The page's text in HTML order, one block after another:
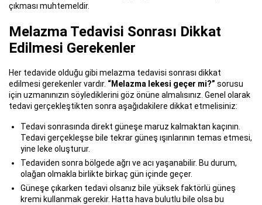
çıkması muhtemeldir.
Melazma Tedavisi Sonrası Dikkat
Edilmesi Gerekenler
Her tedavide olduğu gibi melazma tedavisi sonrası dikkat
edilmesi gerekenler vardır. “Melazma lekesi geçer mi?” sorusu
için uzmanınızın söylediklerini göz önüne almalısınız. Genel olarak
tedavi gerçekleştikten sonra aşağıdakilere dikkat etmelisiniz:
Tedavi sonrasında direkt güneşe maruz kalmaktan kaçının.
Tedavi gerçekleşse bile tekrar güneş ışınlarının temas etmesi,
yine leke oluşturur.
Tedaviden sonra bölgede ağrı ve acı yaşanabilir. Bu durum,
olağan olmakla birlikte birkaç gün içinde geçer.
Güneşe çıkarken tedavi olsanız bile yüksek faktörlü güneş
kremi kullanmak gerekir. Hatta hava bulutlu bile olsa bu